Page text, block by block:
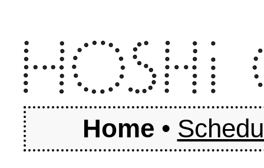
Home •